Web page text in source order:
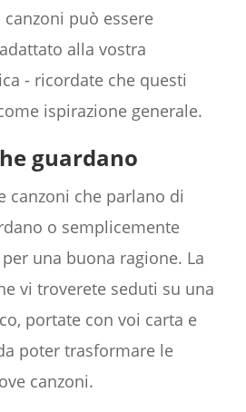
può essere
alla vostra
- ricordate che questi
ispirazione generale.
guardano
canzoni che parlano di
o semplicemente
una buona ragione. La
vi troverete seduti su una
portate con voi carta e
poter trasformare le
canzoni.